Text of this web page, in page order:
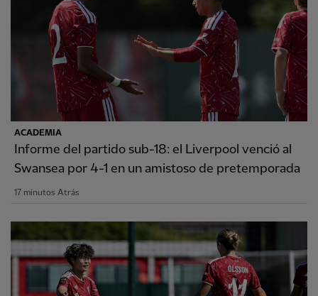
ACADEMIA
Informe del partido sub-18: el Liverpool venció al
Swansea por 4-1 en un amistoso de pretemporada
17 minutos Atrás